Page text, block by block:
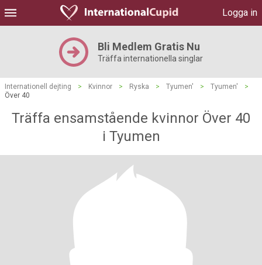
Logga in
Bli Medlem Gratis Nu
Träffa internationella singlar
Internationell dejting > Kvinnor > Ryska > Tyumen' > Tyumen'
>
Över 40
Träffa ensamstående kvinnor Över 40
i Tyumen